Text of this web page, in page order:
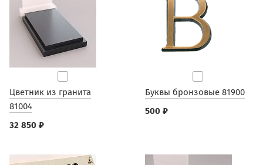
Цветник из гранита
81004
32 850 ₽
Буквы бронзовые 81900
500 ₽